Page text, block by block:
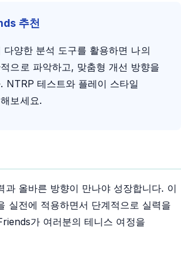
추천
양한 분석 도구를 활용하면 나의
으로 파악하고, 맞춤형 개선 방향을
NTRP 테스트와 플레이 스타일
보세요.
과 올바른 방향이 만나야 성장합니다. 이
실전에 적용하면서 단계적으로 실력을
가 여러분의 테니스 여정을